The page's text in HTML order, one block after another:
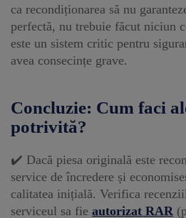
ca recondiționarea să nu
perfectă, nu trebuie făcut niciun
este un sistem critic pentru
avea consecințe grave.
Concluzie: Cum faci
potrivită?
✔️ Dacă piesa originală este
service de încredere și
calitatea inițială. Verifica
serviceul sa fie autorizat RAR